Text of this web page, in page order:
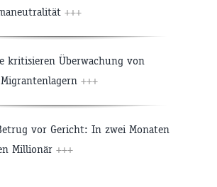
+++
kritisieren Überwachung von
+++
vor Gericht: In zwei Monaten
Millionär +++